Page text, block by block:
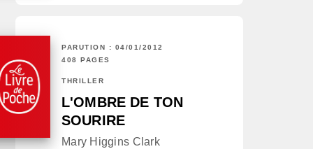
PARUTION : 04/01/2012
408 PAGES
THRILLER
L'OMBRE DE TON
SOURIRE
Mary Higgins Clark